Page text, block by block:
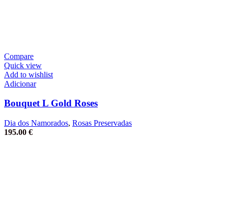
Compare
Quick view
Add to wishlist
Adicionar
Bouquet L Gold Roses
Dia dos Namorados, Rosas Preservadas
195.00 €